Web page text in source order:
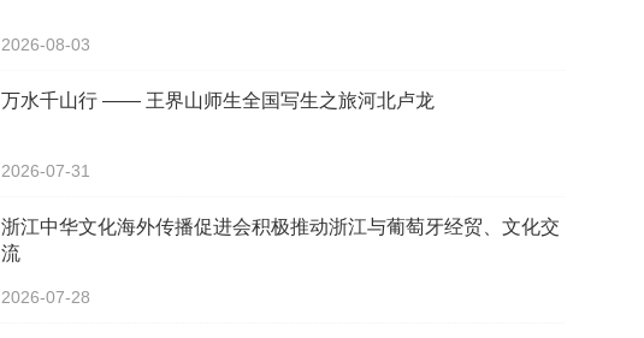
2026-08-03
万水千山行 —— 王界山师生全国写生之旅河北卢龙
2026-07-31
浙江中华文化海外传播促进会积极推动浙江与葡萄牙经贸、文化交
流
2026-07-28